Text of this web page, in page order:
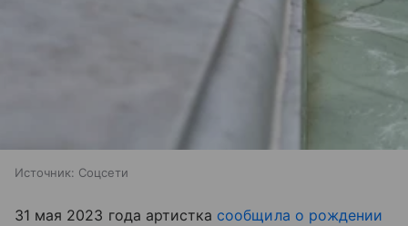
Источник: Соцсети
31 мая 2023 года артистка сообщила о рождении